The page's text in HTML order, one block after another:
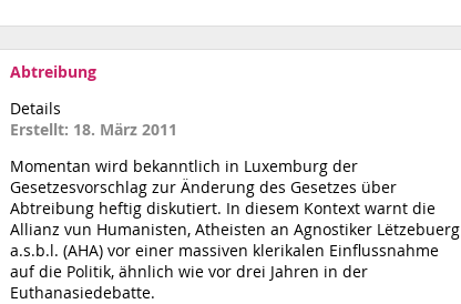
Abtreibung
Details
Erstellt: 18. März 2011
Momentan wird bekanntlich in Luxemburg der
Gesetzesvorschlag zur Änderung des Gesetzes über
Abtreibung heftig diskutiert. In diesem Kontext warnt die
Allianz vun Humanisten, Atheisten an Agnostiker Lëtzebuerg
a.s.b.l. (AHA) vor einer massiven klerikalen Einflussnahme
auf die Politik, ähnlich wie vor drei Jahren in der
Euthanasiedebatte.